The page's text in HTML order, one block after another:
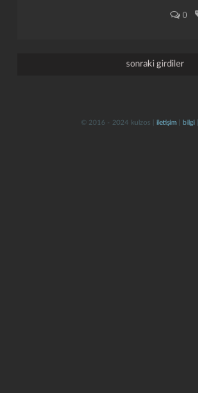
0
sonraki girdiler
© 2016 - 2024 kulzos | iletişim| bilgi|